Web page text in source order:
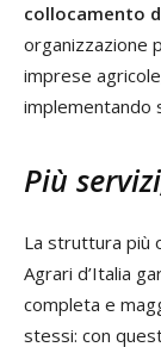
collocamento
organizzazione
imprese
implementando
Più
La struttura più
Agrari d’Italia
completa e
stessi: con